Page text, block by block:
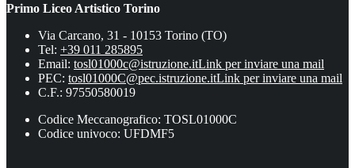
Primo Liceo Artistico Torino
Via Carcano, 31 - 10153 Torino (TO)
Tel: +39 011 285895
Email: tosl01000c@istruzione.itLink per inviare una mail
PEC: tosl01000C@pec.istruzione.itLink per inviare una mail
C.F.: 97550580019
Codice Meccanografico: TOSL01000C
Codice univoco: UFDMF5